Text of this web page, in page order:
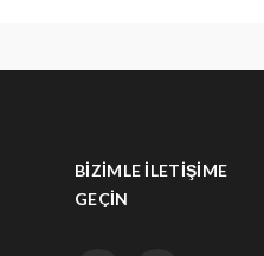
BIZIMLE İLETIŞIME
GEÇIN